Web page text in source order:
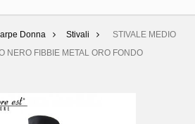
Donna Stivali
STIVALE MEDIO
NERO FIBBIE METAL ORO FONDO